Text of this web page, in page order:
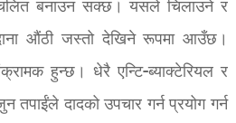
बनाउन सक्छ। यसले चिलाउने र
औंठी जस्तो देखिने रूपमा आउँछ।
हुन्छ। धेरै एन्टि-ब्याक्टेरियल र
दादको उपचार गर्न प्रयोग गर्न